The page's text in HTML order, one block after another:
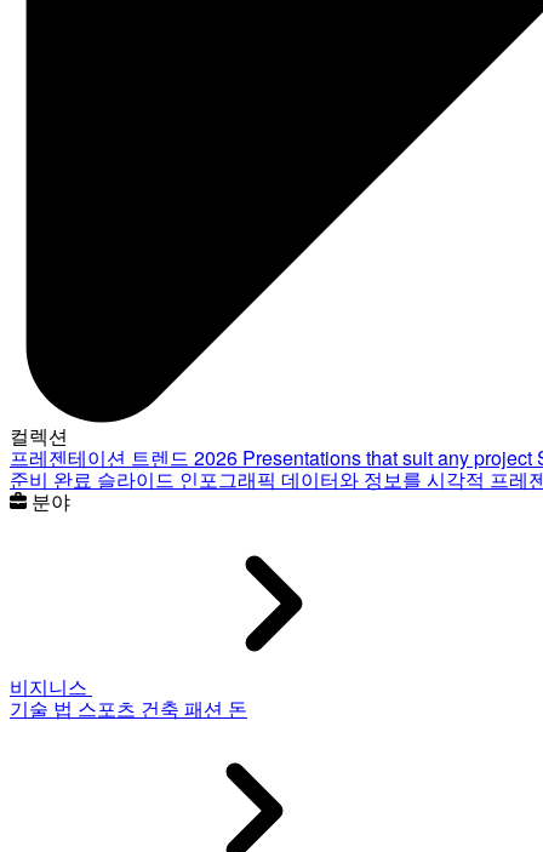
컬렉션
프레젠테이션 트렌드 2026 Presentations that suit any project
준비 완료 슬라이드 인포그래픽 데이터와 정보를 시각적 프레
분야
비지니스
기술 법 스포츠 건축 패션 돈